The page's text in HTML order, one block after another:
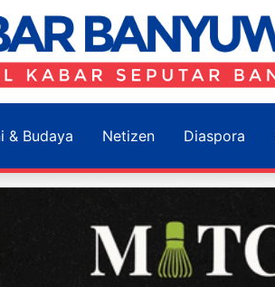
& Budaya Netizen Diaspora